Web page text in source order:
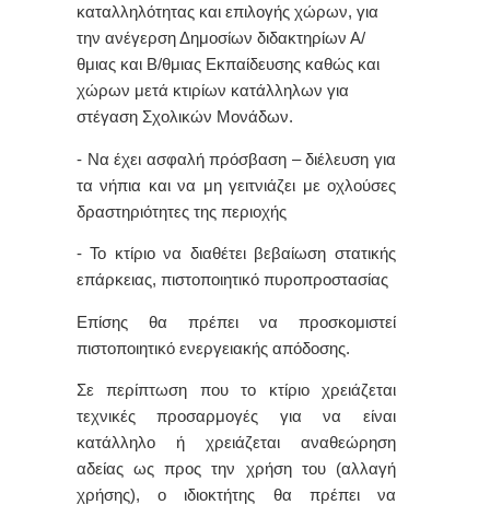
καταλληλότητας και επιλογής χώρων, για
την ανέγερση Δημοσίων διδακτηρίων Α/
θμιας και Β/θμιας Εκπαίδευσης καθώς και
χώρων μετά κτιρίων κατάλληλων για
στέγαση Σχολικών Μονάδων.
- Να έχει ασφαλή πρόσβαση – διέλευση για
τα νήπια και να μη γειτνιάζει με οχλούσες
δραστηριότητες της περιοχής
- Το κτίριο να διαθέτει βεβαίωση στατικής
επάρκειας, πιστοποιητικό πυροπροστασίας
Επίσης θα πρέπει να προσκομιστεί
πιστοποιητικό ενεργειακής απόδοσης.
Σε περίπτωση που το κτίριο χρειάζεται
τεχνικές προσαρμογές για να είναι
κατάλληλο ή χρειάζεται αναθεώρηση
αδείας ως προς την χρήση του (αλλαγή
χρήσης), ο ιδιοκτήτης θα πρέπει να